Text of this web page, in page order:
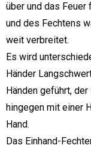
über und das Feuer
und des Fechtens
weit verbreitet.
Es wird
Händer
Händen geführt, der
hingegen mit einer
Hand.
Das Einhand-